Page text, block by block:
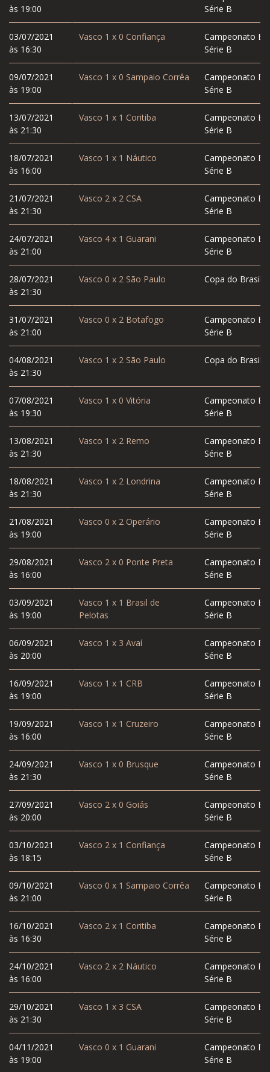
às 19:00
03/07/2021
às 16:30
09/07/2021
às 19:00
13/07/2021
às 21:30
18/07/2021
às 16:00
21/07/2021
às 21:30
24/07/2021
às 21:00
28/07/2021
às 21:30
31/07/2021
às 21:00
04/08/2021
às 21:30
07/08/2021
às 19:30
13/08/2021
às 21:30
18/08/2021
às 21:30
21/08/2021
às 19:00
29/08/2021
às 16:00
03/09/2021
às 19:00
06/09/2021
às 20:00
16/09/2021
às 19:00
19/09/2021
às 16:00
24/09/2021
às 21:30
27/09/2021
às 20:00
03/10/2021
às 18:15
09/10/2021
às 21:00
16/10/2021
às 16:30
24/10/2021
às 16:00
29/10/2021
às 21:30
04/11/2021
às 19:00
Série B
Vasco 1 x 0 Confiança
Campeonato
Série B
Vasco 1 x 0 Sampaio Corrêa
Campeonato
Série B
Vasco 1 x 1 Coritiba
Campeonato
Série B
Vasco 1 x 1 Náutico
Campeonato
Série B
Vasco 2 x 2CSA
Campeonato
Série B
Vasco 4 x 1 Guarani
Campeonato
Série B
Vasco 0 x 2São Paulo Copa do Brasil
Vasco 0 x 2Botafogo
Campeonato
Série B
Vasco 1 x 2São Paulo Copa do Brasil
Vasco 1 x 0 Vitória
Campeonato
Série B
Vasco 1 x 2Remo
Campeonato
Série B
Vasco 1 x 2Londrina
Campeonato
Série B
Vasco 0 x 2Operário
Campeonato
Série B
Vasco 2 x 0 Ponte Preta
Campeonato
Série B
Vasco 1 x 1 Brasil de
Pelotas
Campeonato
Série B
Vasco 1 x 3 Avaí
Campeonato
Série B
Vasco 1 x 1 CRB
Campeonato
Série B
Vasco 1 x 1 Cruzeiro
Campeonato
Série B
Vasco 1 x 0 Brusque
Campeonato
Série B
Vasco 2 x 0 Goiás
Campeonato
Série B
Vasco 2 x 1 Confiança
Campeonato
Série B
Vasco 0 x 1 Sampaio Corrêa
Campeonato
Série B
Vasco 2 x 1 Coritiba
Campeonato
Série B
Vasco 2 x 2Náutico
Campeonato
Série B
Vasco 1 x 3 CSA
Campeonato
Série B
Vasco 0 x 1 Guarani
Campeonato
Série B